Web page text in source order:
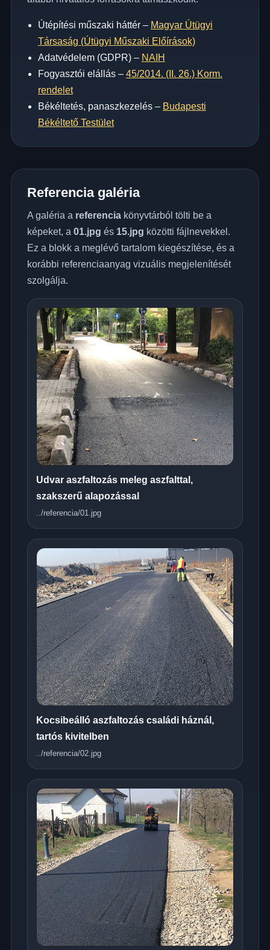
Útépítési műszaki háttér – Magyar Útügyi
Társaság (Útügyi Műszaki Előírások)
Adatvédelem (GDPR) – NAIH
Fogyasztói elállás – 45/2014. (II. 26.) Korm.
rendelet
Békéltetés, panaszkezelés – Budapesti
Békéltető Testület
Referencia galéria
A galéria a referenciakönyvtárból tölti be a
képeket, a 01.jpg és 15.jpg közötti fájlnevekkel.
Ez a blokk a meglévő tartalom kiegészítése, és a
korábbi referenciaanyag vizuális megjelenítését
szolgálja.
Udvar aszfaltozás meleg aszfalttal,
szakszerű alapozással
../referencia/01.jpg
Kocsibeálló aszfaltozás családi háznál,
tartós kivitelben
../referencia/02.jpg